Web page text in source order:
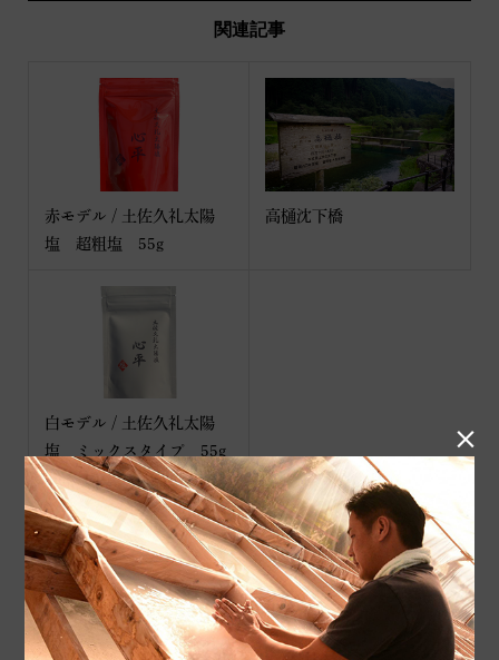
関連記事
赤モデル / 土佐久礼太陽
塩 超粗塩 55g
高樋沈下橋
白モデル / 土佐久礼太陽
塩 ミックスタイプ 55g
最近の記事
高樋沈下橋
